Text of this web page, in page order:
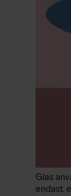
Glas
endast